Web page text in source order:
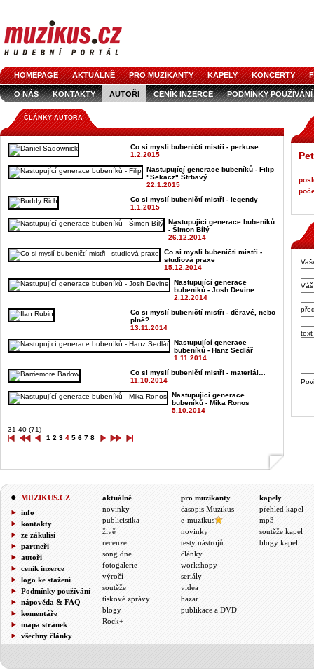
HOMEPAGE AKTUÁLNĚ PRO MUZIKANTY KAPELY KONCERTY
O NÁS KONTAKTY AUTOŘI CENÍK INZERCE PODMÍNKY POUŽÍVÁNÍ
LOGO KE STAŽENÍ
ČLÁNKY AUTORA
Co si myslí bubeničtí mistři - perkuse
1.2.2015
Nastupující generace bubeníků - Filip
"Sekacz" Štrbavý
22.1.2015
Co si myslí bubeničtí mistři - legendy
1.1.2015
Nastupující generace bubeníků
- Šimon Bílý
26.12.2014
Co si myslí bubeničtí mistři -
studiová praxe
15.12.2014
Nastupující generace
bubeníků - Josh Devine
2.12.2014
Co si myslí bubeničtí mistři - děravé, nebo
plné?
13.11.2014
Nastupující generace
bubeníků - Hanz Sedlář
1.11.2014
Co si myslí bubeničtí mistři - materiál…
11.10.2014
Nastupující generace
bubeníků - Mika Ronos
5.10.2014
31-40 (71)
1 2 3 4 5 6 7 8
text
MUZIKUS.CZ
info
kontakty
ze zákulisí
partneři
autoři
ceník inzerce
logo ke stažení
Podmínky používání
nápověda & FAQ
komentáře
mapa stránek
všechny články
aktuálně
novinky
publicistika
živě
recenze
song dne
fotogalerie
výročí
soutěže
tiskové zprávy
blogy
Rock+
pro muzikanty
časopis Muzikus
e-muzikus
novinky
testy nástrojů
články
workshopy
seriály
videa
bazar
publikace a DVD
kapely
přehled kapel
mp3
soutěže kapel
blogy kapel